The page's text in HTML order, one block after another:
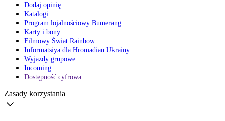
Dodaj opinię
Katalogi
Program lojalnościowy Bumerang
Karty i bony
Filmowy Świat Rainbow
Informatsiya dla Hromadian Ukrainy
Wyjazdy grupowe
Incoming
Dostępność cyfrowa
Zasady korzystania